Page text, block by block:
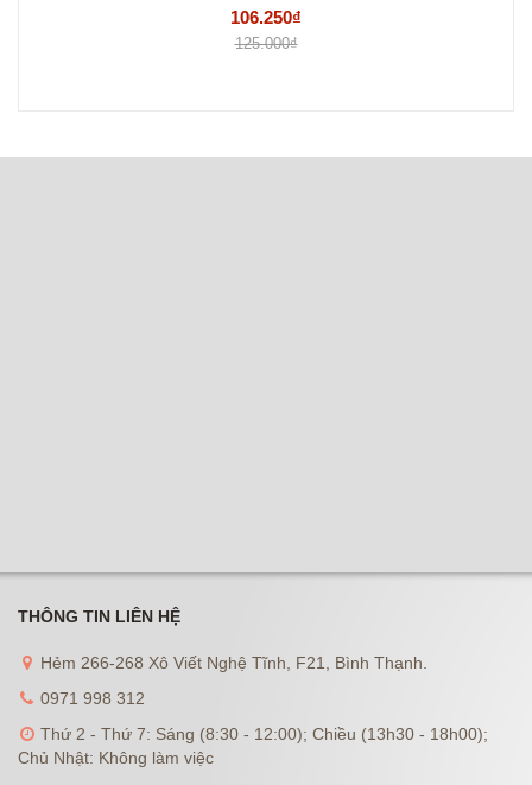
106.250₫
125.000₫
THÔNG TIN LIÊN HỆ
Hẻm 266-268 Xô Viết Nghệ Tĩnh, F21, Bình Thạnh.
0971 998 312
Thứ 2 - Thứ 7: Sáng (8:30 - 12:00); Chiều (13h30 - 18h00);
Chủ Nhật: Không làm việc